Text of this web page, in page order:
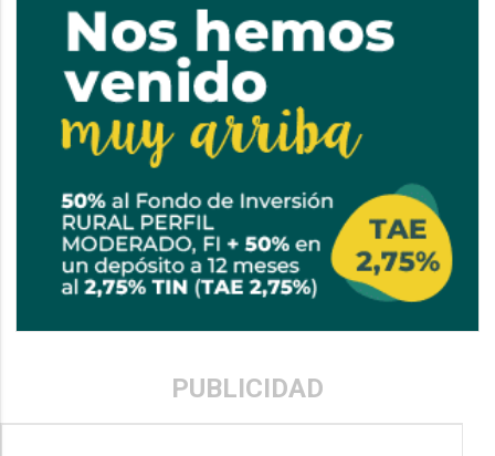
PUBLICIDAD